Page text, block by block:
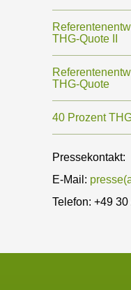
THG-Quote II
THG-Quote‬ ‭
40 Prozent
Pressekontakt:
E-Mail:
Telefon: +49